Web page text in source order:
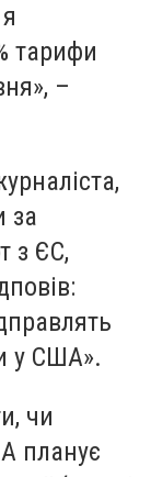
тарифи
–
за
з ЄС,
у США».
чи
планує